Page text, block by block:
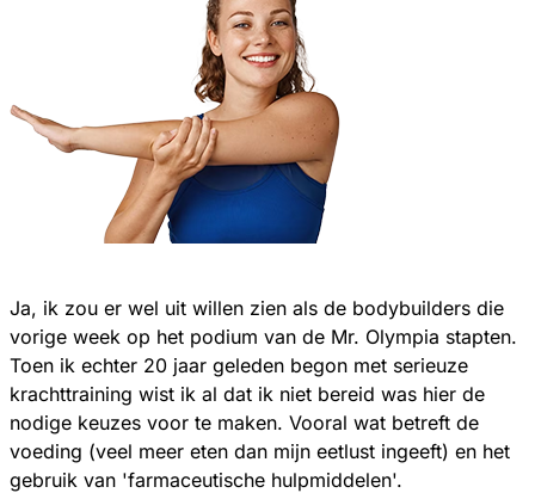
Ja, ik zou er wel uit willen zien als de bodybuilders die
vorige week op het podium van de Mr. Olympia stapten.
Toen ik echter 20 jaar geleden begon met serieuze
krachttraining wist ik al dat ik niet bereid was hier de
nodige keuzes voor te maken. Vooral wat betreft de
voeding (veel meer eten dan mijn eetlust ingeeft) en het
gebruik van 'farmaceutische hulpmiddelen'.